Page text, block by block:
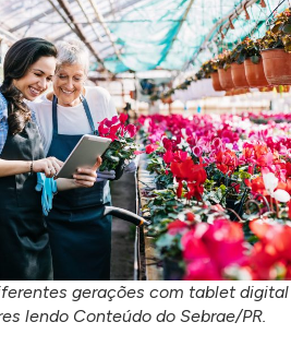
gerações com tablet digital
lendo Conteúdo do Sebrae/PR.